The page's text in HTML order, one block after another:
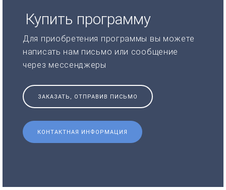
Купить программу
Для приобретения программы вы можете
написать нам письмо или сообщение
через мессенджеры
ЗАКАЗАТЬ, ОТПРАВИВ ПИСЬМО
КОНТАКТНАЯ ИНФОРМАЦИЯ